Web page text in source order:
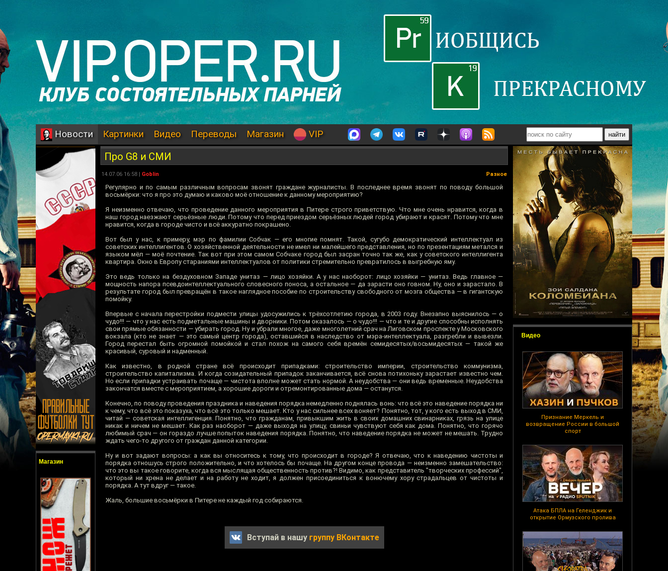
Новости Картинки Видео Переводы Магазин VIP
Магазин
Видео
Признание Меркель и
возвращение России в большой
спорт
Атака БПЛА на Геленджик и
открытие Ормузского пролива
Про G8 и СМИ
14.07.06 16:58 | Goblin Разное
Регулярно и по самым различным вопросам звонят граждане журналисты. В последнее время звонят по поводу большой
восьмёрки: что я про это думаю и каково моё отношение к данному мероприятию?
Я неизменно отвечаю, что проведение данного мероприятия в Питере строго приветствую. Что мне очень нравится, когда в
наш город наезжают серьёзные люди. Потому что перед приездом серьёзных людей город убирают и красят. Потому что мне
нравится, когда в городе чисто и всё аккуратно покрашено.
Вот был у нас, к примеру, мэр по фамилии Собчак — его многие помнят. Такой, сугубо демократический интеллектуал из
советских интеллигентов. О хозяйственной деятельности не имел ни малейшего представления, но по презентациям метался и
языком мёл — моё почтение. Так вот при этом самом Собчаке город был засран точно так же, как у советского интеллигента
квартира. Окно в Европу стараниями интеллектуалов от политики стремительно превратилось в выгребную яму.
Это ведь только на бездуховном Западе унитаз — лицо хозяйки. А у нас наоборот: лицо хозяйки — унитаз. Ведь главное —
мощность напора псевдоинтеллектуального словесного поноса, а остальное — да зарасти оно говном. Ну, оно и зарастало. В
результате город был превращён в такое наглядное пособие по строительству свободного от мозга общества — в гигантскую
помойку.
Впервые с начала перестройки подмести улицы удосужились к трёхсотлетию города, в 2003 году. Внезапно выяснилось — о
чудо!!! — что у нас есть подметальные машины и дворники. Потом оказалось — о чудо!!! — что и те и другие способны исполнять
свои прямые обязанности — убирать город. Ну и убрали многое, даже многолетний срач на Лиговском проспекте у Московского
вокзала (кто не знает — это самый центр города), оставшийся в наследство от мэра-интеллектуала, разгребли и вывезли.
Город перестал быть огромной помойкой и стал похож на самого себя времён семидесятых/восьмидесятых — такой же
красивый, суровый и надменный.
Как известно, в родной стране всё происходит припадками: строительство империи, строительство коммунизма,
строительство капитализма. И когда созидательный припадок заканчивается, всё снова потихоньку зарастает известно чем.
Но если припадки устраивать почаще — чистота вполне может стать нормой. А неудобства — они ведь временные. Неудобства
закончатся вместе с мероприятием, а хорошие дороги и отремонтированные дома — останутся.
Конечно, по поводу проведения праздника и наведения порядка немедленно поднялась вонь: что всё это наведение порядка ни
к чему, что всё это показуха, что всё это только мешает. Кто у нас сильнее всех воняет? Понятно, тот, у кого есть выход в СМИ,
читай — советская интеллигенция. Понятно, что гражданам, привыкшим жить в своих домашних свинарниках, грязь на улице
никак и ничем не мешает. Как раз наоборот — даже выходя на улицу, свиньи чувствуют себя как дома. Понятно, что горячо
любимый срач — он гораздо лучше попыток наведения порядка. Понятно, что наведение порядка не может не мешать. Трудно
ждать чего-то другого от граждан данной категории.
Ну и вот задают вопросы: а как вы относитесь к тому, что происходит в городе? Я отвечаю, что к наведению чистоты и
порядка отношусь строго положительно, и что хотелось бы почаще. На другом конце провода — неизменно замешательство:
что это вы такое говорите, когда вся мыслящая общественность против?! Видимо, как представитель "творческих профессий",
который ни хрена не делает и на работу не ходит, я должен присоединиться к вонючему хору страдальцев от чистоты и
порядка. А тут вдруг — такое.
Жаль, большие восьмёрки в Питере не каждый год собираются.
Вступай в нашу группу ВКонтакте